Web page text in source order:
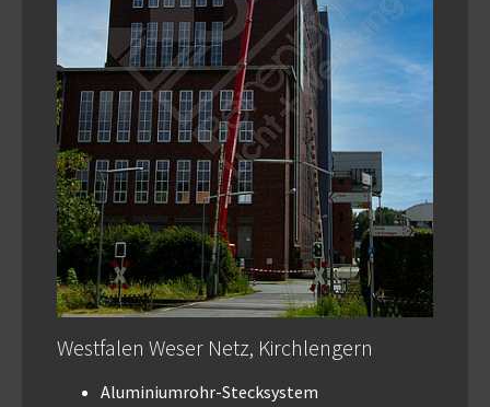
Westfalen Weser Netz, Kirchlengern
Aluminiumrohr-Stecksystem